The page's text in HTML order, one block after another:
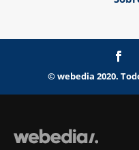
© webedia 2020.